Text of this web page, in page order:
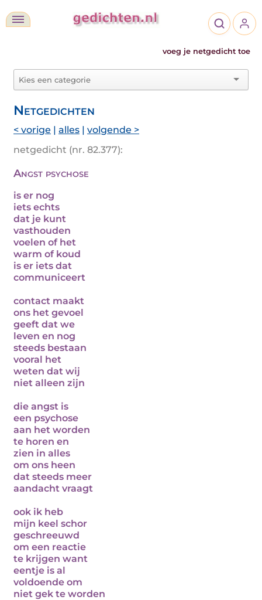
voeg je netgedicht toe
Netgedichten
< vorige | alles | volgende >
netgedicht (nr. 82.377):
Angst psychose
is er nog
iets echts
dat je kunt
vasthouden
voelen of het
warm of koud
is er iets dat
communiceert
contact maakt
ons het gevoel
geeft dat we
leven en nog
steeds bestaan
vooral het
weten dat wij
niet alleen zijn
die angst is
een psychose
aan het worden
te horen en
zien in alles
om ons heen
dat steeds meer
aandacht vraagt
ook ik heb
mijn keel schor
geschreeuwd
om een reactie
te krijgen want
eentje is al
voldoende om
niet gek te worden